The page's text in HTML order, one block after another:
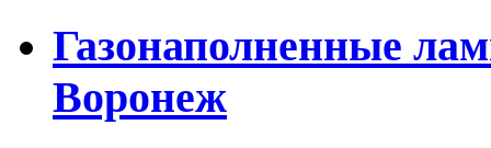
Газонаполненные
Воронеж